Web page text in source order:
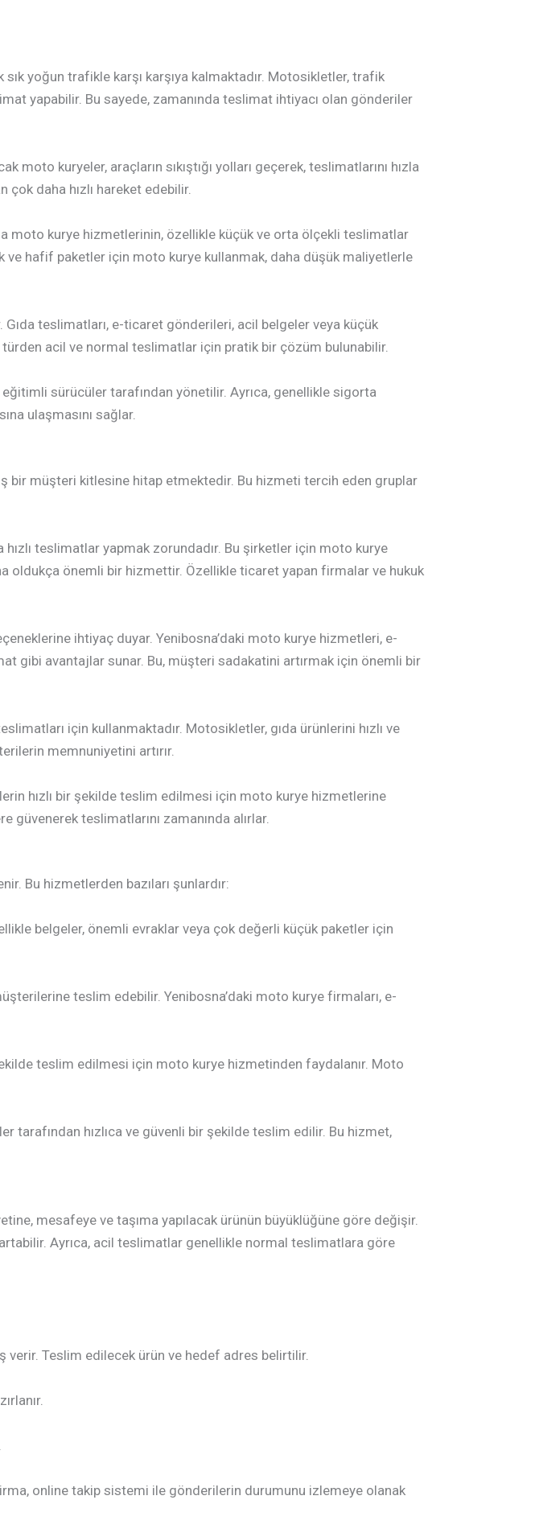
yoğun trafikle karşı karşıya kalmaktadır. Motosikletler, trafik
yapabilir. Bu sayede, zamanında teslimat ihtiyacı olan gönderiler
kuryeler, araçların sıkıştığı yolları geçerek, teslimatlarını hızla
çok daha hızlı hareket edebilir.
moto kurye hizmetlerinin, özellikle küçük ve orta ölçekli teslimatlar
hafif paketler için moto kurye kullanmak, daha düşük maliyetlerle
teslimatları, e-ticaret gönderileri, acil belgeler veya küçük
acil ve normal teslimatlar için pratik bir çözüm bulunabilir.
sürücüler tarafından yönetilir. Ayrıca, genellikle sigorta
ulaşmasını sağlar.
bir müşteri kitlesine hitap etmektedir. Bu hizmeti tercih eden gruplar
teslimatlar yapmak zorundadır. Bu şirketler için moto kurye
oldukça önemli bir hizmettir. Özellikle ticaret yapan firmalar ve hukuk
ihtiyaç duyar. Yenibosna’daki moto kurye hizmetleri, e-
gibi avantajlar sunar. Bu, müşteri sadakatini artırmak için önemli bir
için kullanmaktadır. Motosikletler, gıda ürünlerini hızlı ve
memnuniyetini artırır.
hızlı bir şekilde teslim edilmesi için moto kurye hizmetlerine
teslimatlarını zamanında alırlar.
Bu hizmetlerden bazıları şunlardır:
belgeler, önemli evraklar veya çok değerli küçük paketler için
teslim edebilir. Yenibosna’daki moto kurye firmaları, e-
teslim edilmesi için moto kurye hizmetinden faydalanır. Moto
tarafından hızlıca ve güvenli bir şekilde teslim edilir. Bu hizmet,
mesafeye ve taşıma yapılacak ürünün büyüklüğüne göre değişir.
Ayrıca, acil teslimatlar genellikle normal teslimatlara göre
Teslim edilecek ürün ve hedef adres belirtilir.
online takip sistemi ile gönderilerin durumunu izlemeye olanak